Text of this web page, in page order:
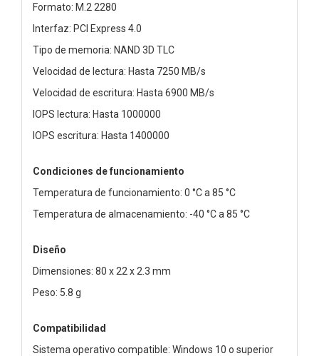
Formato: M.2 2280
Interfaz: PCI Express 4.0
Tipo de memoria: NAND 3D TLC
Velocidad de lectura: Hasta 7250 MB/s
Velocidad de escritura: Hasta 6900 MB/s
IOPS lectura: Hasta 1000000
IOPS escritura: Hasta 1400000
Condiciones de funcionamiento
Temperatura de funcionamiento: 0 °C a 85 °C
Temperatura de almacenamiento: -40 °C a 85 °C
Diseño
Dimensiones: 80 x 22 x 2.3 mm
Peso: 5.8 g
Compatibilidad
Sistema operativo compatible: Windows 10 o superior